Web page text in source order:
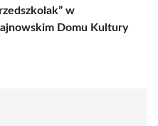
w
Domu Kultury